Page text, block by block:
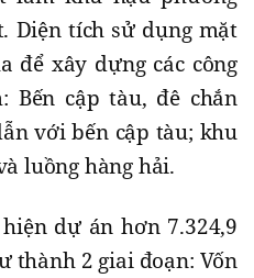
Diện tích sử dụng mặt
để xây dựng các công
Bến cập tàu, đê chắn
với bến cập tàu; khu
luồng hàng hải.
dự án hơn 7.324,9
thành 2 giai đoạn: Vốn